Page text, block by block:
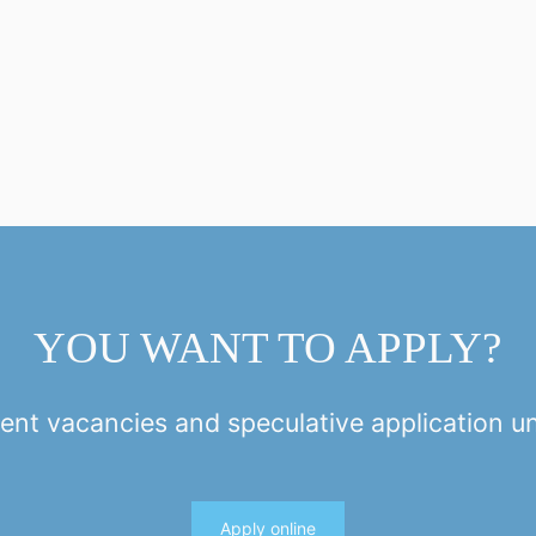
YOU WANT TO APPLY?
vacancies and speculative application
Apply online